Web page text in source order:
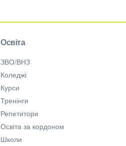
Освіта
ЗВО/ВНЗ
Коледжі
Курси
Тренінги
Репетитори
Освіта за кордоном
Школи